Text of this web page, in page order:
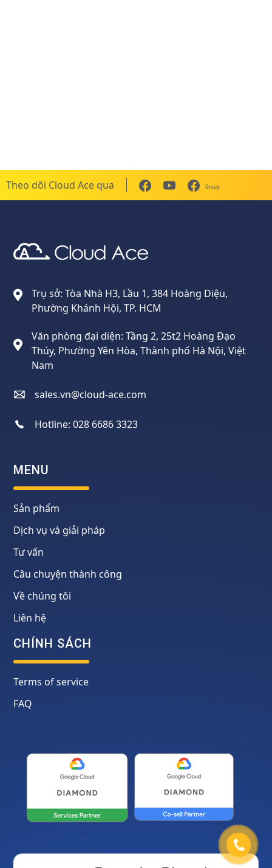
Theo dõi Cloud Ace qua Group
Trụ sở: Tòa Nhà H3, Lầu 1, 384 Hoàng Diệu,
Phường Khánh Hội, TP. HCM
Văn phòng đại diện: Tầng 2, 25t2 Hoàng Đạo
Thúy, Phường Yên Hòa, Thành phố Hà Nội, Việt
Nam
sales.vn@cloud-ace.com
Hotline:028 6686 3323
MENU
Sản phẩm
Dịch vụ và giải pháp
Tư vấn
Câu chuyện thành công
Về chúng tôi
Liên hệ
CHÍNH SÁCH
Terms of service
FAQ